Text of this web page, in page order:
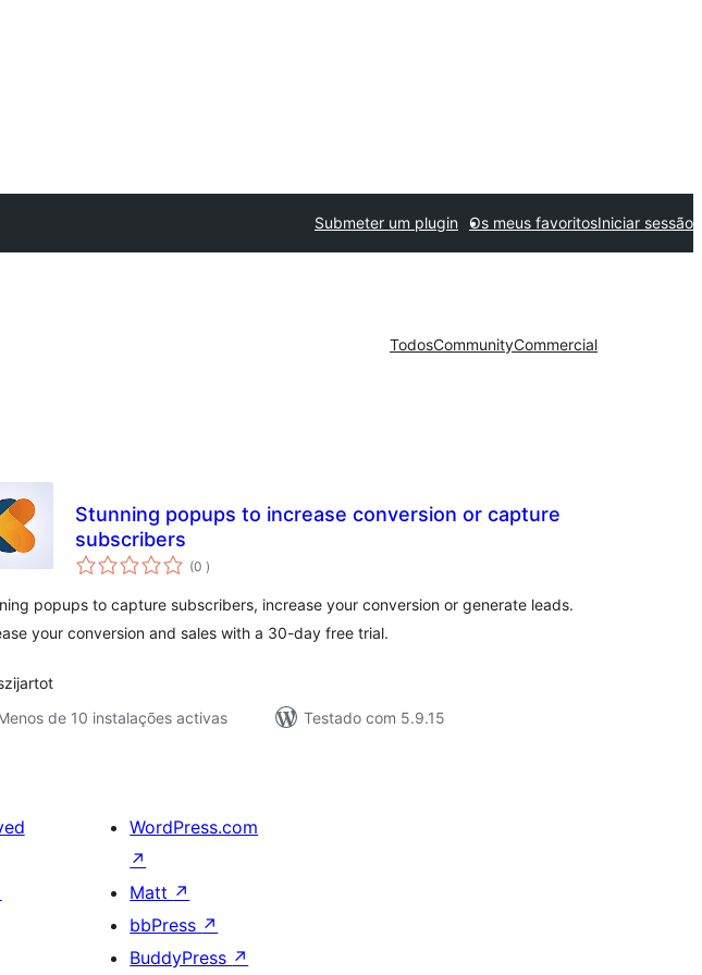
Submeter um plugin Os meus favoritosIniciar sessão
TodosCommunityCommercial
Stunning popups to increase conversion or capture
subscribers
(0 classificações
)
popups to capture subscribers, increase your conversion or generate leads.
your conversion and sales with a 30-day free trial.
de 10 instalações activas
Testado com 5.9.15
WordPress.com
↗
Matt ↗
bbPress ↗
BuddyPress ↗